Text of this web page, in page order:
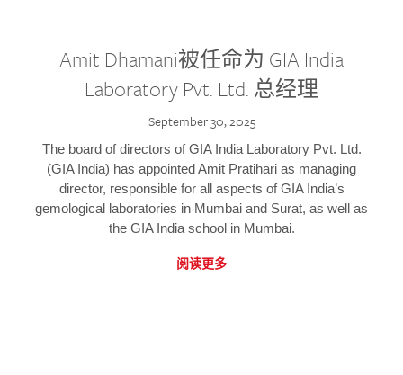
Amit Dhamani被任命为 GIA India
Laboratory Pvt. Ltd. 总经理
September 30, 2025
The board of directors of GIA India Laboratory Pvt. Ltd.
(GIA India) has appointed Amit Pratihari as managing
director, responsible for all aspects of GIA India’s
gemological laboratories in Mumbai and Surat, as well as
the GIA India school in Mumbai.
阅读更多